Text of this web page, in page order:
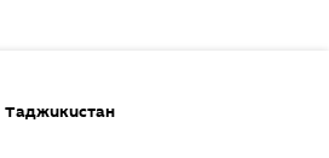
Таджикистан